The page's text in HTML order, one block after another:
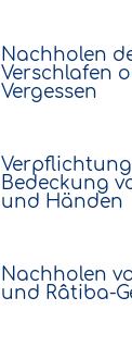
Nachholen
Verschlafen
Vergessen
Bedeckung
und Händen
Nachholen
und Râtiba-